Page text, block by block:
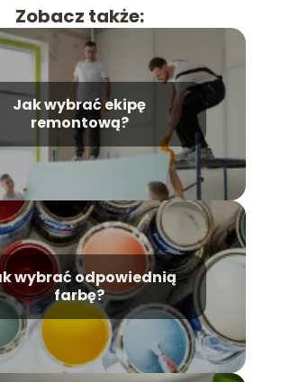
Zobacz także:
Jak wybrać ekipę
remontową?
wybrać odpowiednią
farbę?